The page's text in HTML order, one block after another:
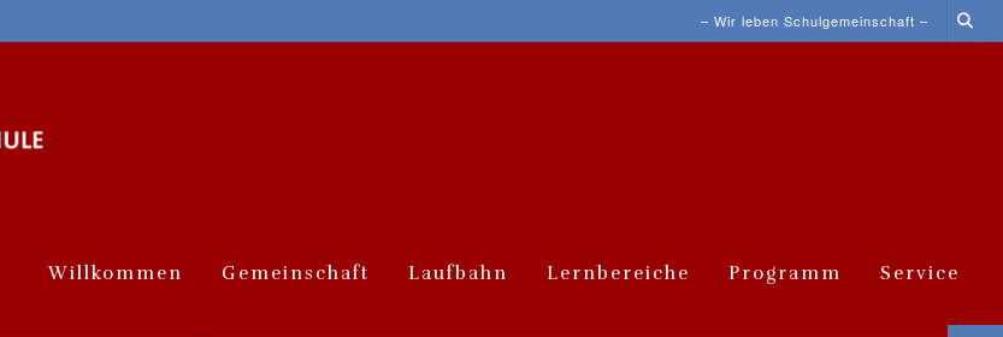
– Wir leben Schulgemeinschaft –
Willkommen Gemeinschaft Laufbahn Lernbereiche Programm Service